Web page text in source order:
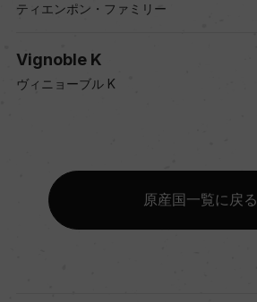
ティエンポン・ファミリー
Vignoble K
ヴィニョーブル K
原産国一覧に戻る